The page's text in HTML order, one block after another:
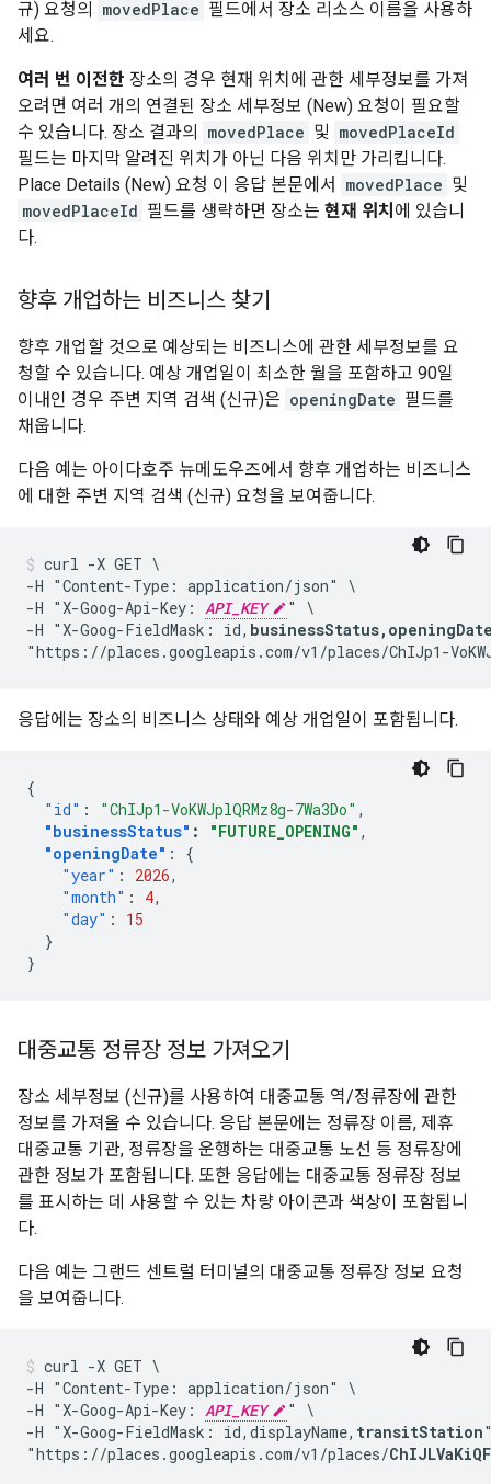
규) 요청의
movedPlace 필드에서 장소 리소스 이름을 사용하
세요.
여러 번 이전한 장소의 경우 현재 위치에 관한 세부정보를 가져
오려면 여러 개의 연결된 장소 세부정보 (New) 요청이 필요할
수 있습니다. 장소 결과의
movedPlace 및 movedPlaceId
필드는 마지막 알려진 위치가 아닌 다음 위치만 가리킵니다.
Place Details (New) 요청 이 응답 본문에서
movedPlace 및
movedPlaceId 필드를 생략하면 장소는 현재 위치 에 있습니
다.
향후 개업하는 비즈니스 찾기
향후 개업할 것으로 예상되는 비즈니스에 관한 세부정보를 요
청할 수 있습니다. 예상 개업일이 최소한 월을 포함하고 90일
이내인 경우 주변 지역 검색 (신규)은 openingDate 필드를
채웁니다.
다음 예는 아이다호주 뉴메도우즈에서 향후 개업하는 비즈니스
에 대한 주변 지역 검색 (신규) 요청을 보여줍니다.
curl -X GET \
-H "Content-Type: application/json" \
-H "X-Goog-Api-Key: API_KEY
" \
-H "X-Goog-FieldMask: id,
응답에는 장소의 비즈니스 상태와 예상 개업일이 포함됩니다.
{
"id" : "ChIJp1-VoKWJplQRMz8g-7Wa3Do" ,
"businessStatus" : "FUTURE_OPENING" ,
"openingDate" :
{
"year" : 2026,
"month" : 4,
"day" :
15
}
}
대중교통 정류장 정보 가져오기
장소 세부정보 (신규)를 사용하여 대중교통 역/정류장에 관한
정보를 가져올 수 있습니다. 응답 본문에는 정류장 이름, 제휴
대중교통 기관, 정류장을 운행하는 대중교통 노선 등 정류장에
관한 정보가 포함됩니다. 또한 응답에는 대중교통 정류장 정보
를 표시하는 데 사용할 수 있는 차량 아이콘과 색상이 포함됩니
다.
다음 예는 그랜드 센트럴 터미널의 대중교통 정류장 정보 요청
을 보여줍니다.
curl -X GET \
-H "Content-Type: application/json" \
-H "X-Goog-Api-Key: API_KEY
" \
-H "X-Goog-FieldMask: id,displayName, transitStation
"https://places.googleapis.com/v1/places/